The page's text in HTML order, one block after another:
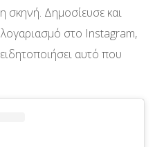
σκηνή. Δημοσίευσε και
στο Instagram,
αυτό που